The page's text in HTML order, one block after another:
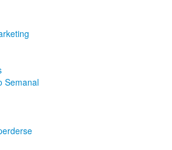
Semanal